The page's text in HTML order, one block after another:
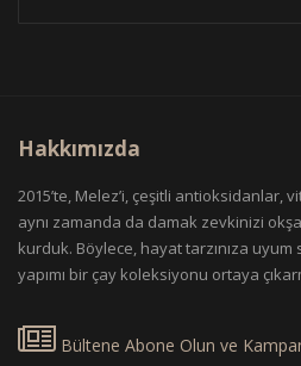
Hakkımızda
2015’te, Melez’i, çeşitli antioksidanlar,
aynı zamanda da damak zevkinizi
kurduk. Böylece, hayat tarzınıza
yapımı bir çay koleksiyonu ortaya
Bültene Abone Olun ve